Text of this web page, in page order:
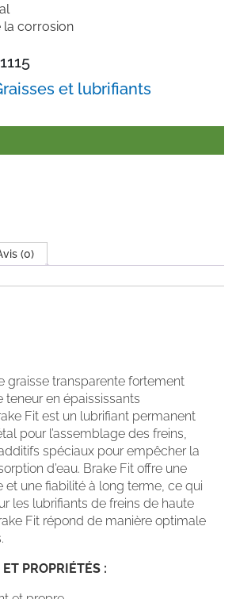
la corrosion
1115
et lubrifiants
(0)
graisse transparente fortement
teneur en épaississants
Fit est un lubrifiant permanent
pour l’assemblage des freins,
spéciaux pour empêcher la
d’eau. Brake Fit offre une
et une fiabilité à long terme, ce qui
les lubrifiants de freins de haute
Fit répond de manière optimale
PROPRIÉTÉS :